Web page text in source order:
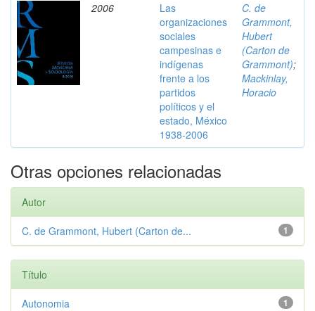
2006
Las
organizaciones
sociales
campesinas e
indígenas
frente a los
partidos
políticos y el
estado, México
1938-2006
C. de
Grammont,
Hubert
(Carton de
Grammont);
Mackinlay,
Horacio
Otras opciones relacionadas
Autor
1
C. de Grammont, Hubert (Carton de...
Título
1
Autonomia